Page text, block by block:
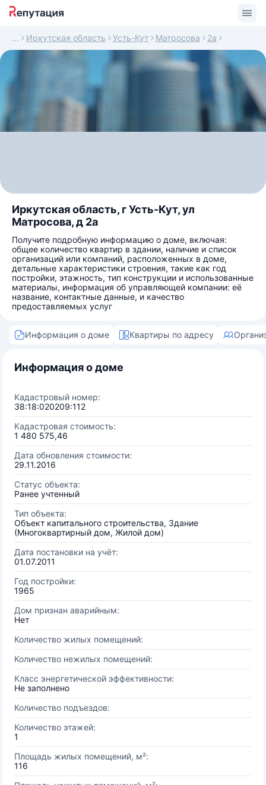
Иркутская область Усть-Кут Матросова 2а
Иркутская область, г Усть-Кут, ул
Матросова, д 2а
Получите подробную информацию о доме, включая:
общее количество квартир в здании, наличие и список
организаций или компаний, расположенных в доме,
детальные характеристики строения, такие как год
постройки, этажность, тип конструкции и использованные
материалы, информация об управляющей компании: её
название, контактные данные, и качество
предоставляемых услуг
Информация о доме Квартиры по адресу
Информация о доме
Кадастровый номер:
38:18:020209:112
Кадастровая стоимость:
1 480 575,46
Дата обновления стоимости:
29.11.2016
Статус объекта:
Ранее учтенный
Тип объекта:
Объект капитального строительства, Здание
(Многоквартирный дом, Жилой дом)
Дата постановки на учёт:
01.07.2011
Год постройки:
1965
Дом признан аварийным:
Нет
Количество жилых помещений:
Количество нежилых помещений:
Класс энергетической эффективности:
Не заполнено
Количество подъездов:
Количество этажей:
1
Площадь жилых помещений, м²:
116